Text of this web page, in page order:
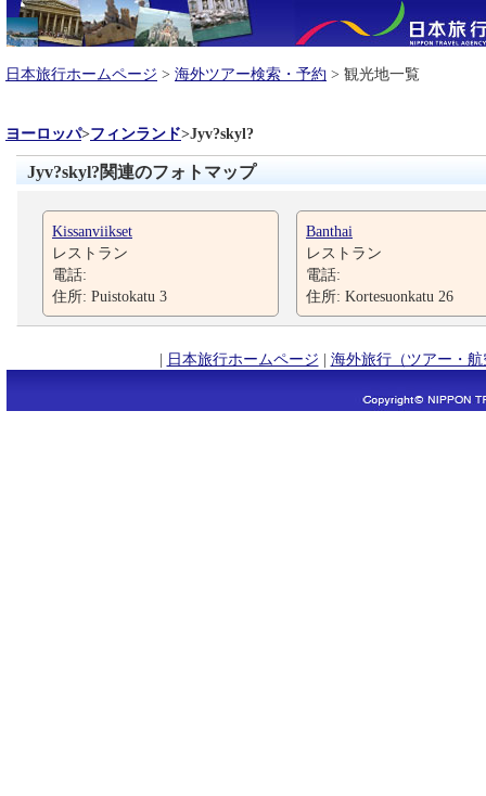
日本旅行ホームページ > 海外ツアー検索・予約 > 観光地一覧
ヨーロッパ>フィンランド>Jyv?skyl?
Jyv?skyl?関連のフォトマップ
Kissanviikset
レストラン
電話:
住所: Puistokatu 3
Banthai
レストラン
電話:
住所: Kortesuonkatu 26
| 日本旅行ホームページ | 海外旅行（ツアー・航